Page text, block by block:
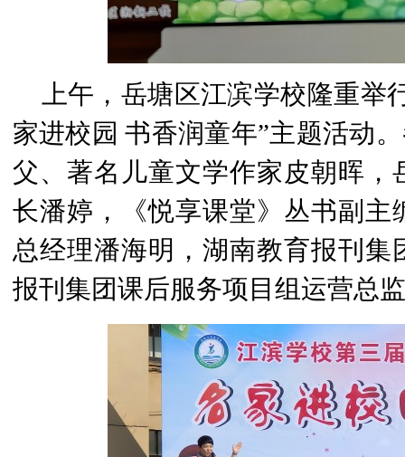
上午，岳塘区江滨学校隆重
家进校园 书香润童年”主题活动
父、著名儿童文学作家皮朝晖
长潘婷，《悦享课堂》丛书副主
总经理潘海明，湖南教育报刊
报刊集团课后服务项目组运营总